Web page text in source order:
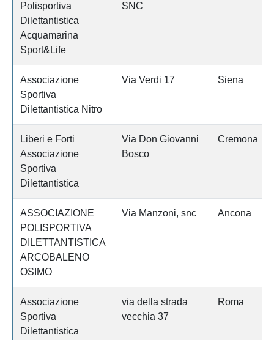
Polisportiva
Dilettantistica
Acquamarina
Sport&Life
SNC
Associazione
Sportiva
Dilettantistica Nitro
Via Verdi 17 Siena
Liberi e Forti
Associazione
Sportiva
Dilettantistica
Via Don Giovanni
Bosco
Cremona
ASSOCIAZIONE
POLISPORTIVA
DILETTANTISTICA
ARCOBALENO
OSIMO
Via Manzoni, snc Ancona
Associazione
Sportiva
Dilettantistica
via della strada
vecchia 37
Roma